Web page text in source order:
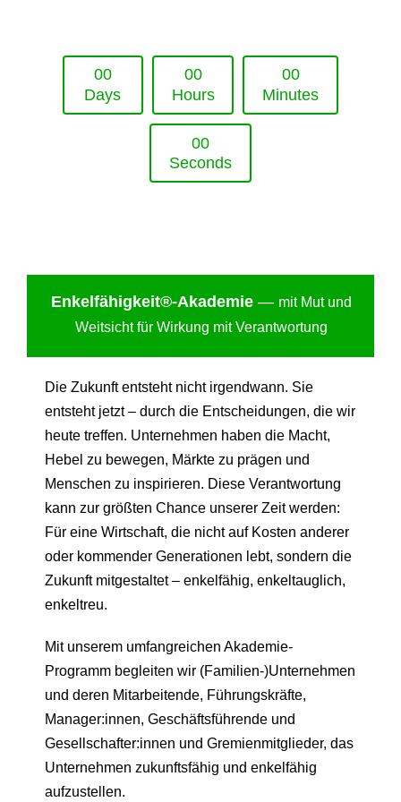
00
Days
00
Hours
00
Minutes
00
Seconds
Enkelfähigkeit®-Akademie — mit Mut und
Weitsicht für Wirkung mit Verantwortung
Die Zukunft entsteht nicht irgendwann. Sie
entsteht jetzt – durch die Entscheidungen, die wir
heute treffen. Unternehmen haben die Macht,
Hebel zu bewegen, Märkte zu prägen und
Menschen zu inspirieren. Diese Verantwortung
kann zur größten Chance unserer Zeit werden:
Für eine Wirtschaft, die nicht auf Kosten anderer
oder kommender Generationen lebt, sondern die
Zukunft mitgestaltet – enkelfähig, enkeltauglich,
enkeltreu.
Mit unserem umfangreichen Akademie-
Programm begleiten wir (Familien-)Unternehmen
und deren Mitarbeitende, Führungskräfte,
Manager:innen, Geschäftsführende und
Gesellschafter:innen und Gremienmitglieder, das
Unternehmen zukunftsfähig und enkelfähig
aufzustellen.